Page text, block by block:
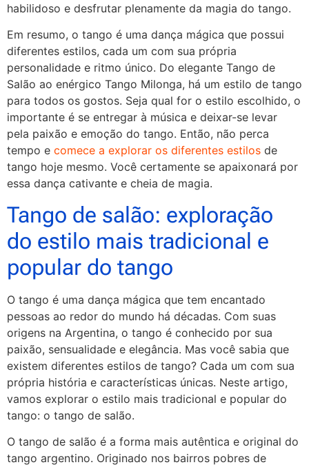
habilidoso e desfrutar plenamente da magia do tango.
Em resumo, o tango é uma dança mágica que possui
diferentes estilos, cada um com sua própria
personalidade e ritmo único. Do elegante Tango de
Salão ao enérgico Tango Milonga, há um estilo de tango
para todos os gostos. Seja qual for o estilo escolhido, o
importante é se entregar à música e deixar-se levar
pela paixão e emoção do tango. Então, não perca
tempo e comece a explorar os diferentes estilos de
tango hoje mesmo. Você certamente se apaixonará por
essa dança cativante e cheia de magia.
Tango de salão: exploração
do estilo mais tradicional e
popular do tango
O tango é uma dança mágica que tem encantado
pessoas ao redor do mundo há décadas. Com suas
origens na Argentina, o tango é conhecido por sua
paixão, sensualidade e elegância. Mas você sabia que
existem diferentes estilos de tango? Cada um com sua
própria história e características únicas. Neste artigo,
vamos explorar o estilo mais tradicional e popular do
tango: o tango de salão.
O tango de salão é a forma mais autêntica e original do
tango argentino. Originado nos bairros pobres de